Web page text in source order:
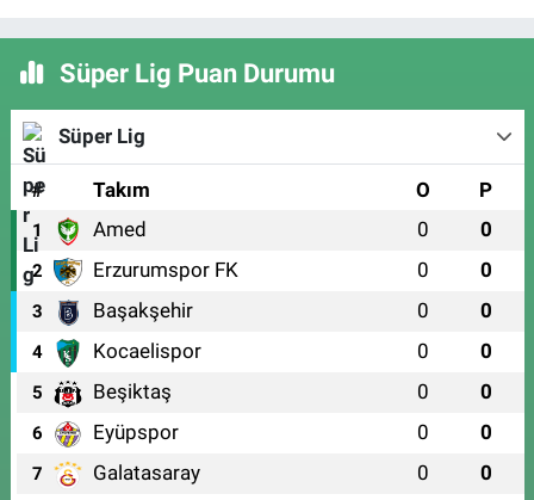
Süper Lig Puan Durumu
Süper Lig
# Takım O P
1 Amed 0 0
2 Erzurumspor FK 0 0
3 Başakşehir 0 0
4 Kocaelispor 0 0
5 Beşiktaş 0 0
6 Eyüpspor 0 0
7 Galatasaray 0 0